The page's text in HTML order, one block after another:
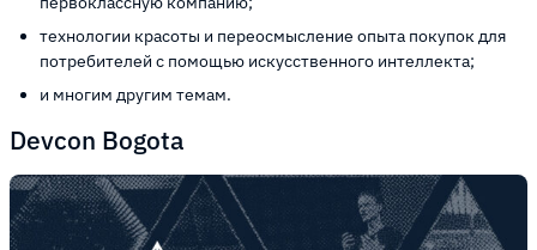
технологии красоты и переосмысление опыта покупок для
потребителей с помощью искусственного интеллекта;
и многим другим темам.
Devcon Bogota